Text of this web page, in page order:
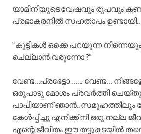
യാമിനിയുടെ വേഷവും രൂപവും
പ്രഭാകരനിൽ സഹതാപം ഉണ്ടായി..
“കുട്ടികൾ ഒക്കെ പറയുന്ന
ചെല്ലാൻ വരുന്നോ ?”
വേണ്ട…പ്രഭേട്ടാ …… വേണ്ട…
ഒരുപാടു മോശം പ്രവർത്തി ചെയ്തു
പാപിയാണ് ഞാൻ.. സമൂഹത്തിലും
കേൾപ്പിച്ചു എനിക്കിനി ഒരു നല്ല
എന്റെ ജീവിതം ഈ തട്ടുകടയിൽ